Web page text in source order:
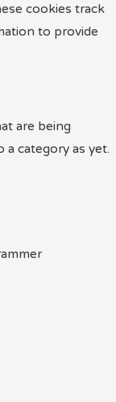
cookies track
to provide
are being
a category as yet.